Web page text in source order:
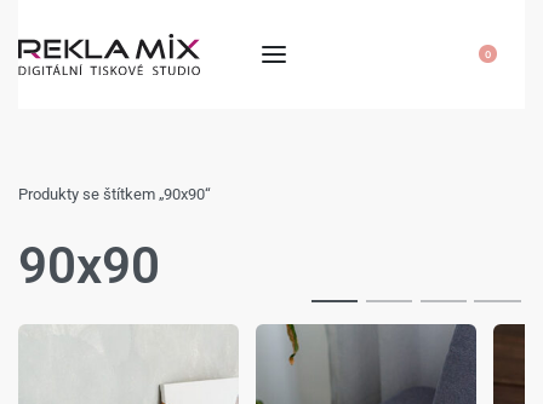
0
Produkty se štítkem „90x90“
90x90